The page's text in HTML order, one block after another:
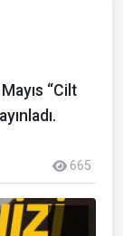
“Cilt
665